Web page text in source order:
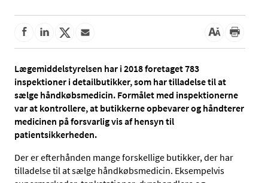
Lægemiddelstyrelsen har i 2018 foretaget 783
inspektioner i detailbutikker, som har tilladelse til at
sælge håndkøbsmedicin. Formålet med inspektionerne
var at kontrollere, at butikkerne opbevarer og håndterer
medicinen på forsvarlig vis af hensyn til
patientsikkerheden.
Der er efterhånden mange forskellige butikker, der har
tilladelse til at sælge håndkøbsmedicin. Eksempelvis